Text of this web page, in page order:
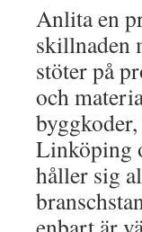
Anlita en
skillnaden
stöter på
och
Linköping
håller sig